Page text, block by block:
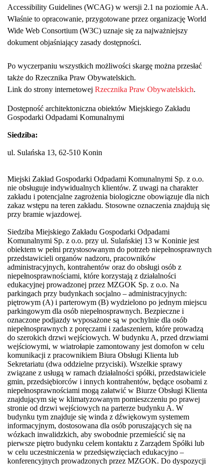
Accessibility Guidelines (WCAG) w wersji 2.1 na poziomie AA.
Właśnie to opracowanie, przygotowane przez organizację World
Wide Web Consortium (W3C) uznaje się za najważniejszy
dokument objaśniający zasady dostępności.
Po wyczerpaniu wszystkich możliwości skargę można przesłać
także do Rzecznika Praw Obywatelskich.
Link do strony internetowej Rzecznika Praw Obywatelskich.
Dostępność architektoniczna obiektów Miejskiego Zakładu
Gospodarki Odpadami Komunalnymi
Siedziba:
ul. Sulańska 13, 62-510 Konin
Miejski Zakład Gospodarki Odpadami Komunalnymi Sp. z o.o.
nie obsługuje indywidualnych klientów. Z uwagi na charakter
zakładu i potencjalne zagrożenia biologiczne obowiązuje dla nich
zakaz wstępu na teren zakładu. Stosowne oznaczenia znajdują się
przy bramie wjazdowej.
Siedziba Miejskiego Zakładu Gospodarki Odpadami
Komunalnymi Sp. z o.o. przy ul. Sulańskiej 13 w Koninie jest
obiektem w pełni przystosowanym do potrzeb niepełnosprawnych
przedstawicieli organów nadzoru, pracowników
administracyjnych, kontrahentów oraz do obsługi osób z
niepełnosprawnościami, które korzystają z działalności
edukacyjnej prowadzonej przez MZGOK Sp. z o.o. Na
parkingach przy budynkach socjalno – administracyjnych:
piętrowym (A) i parterowym (B) wydzielono po jednym miejscu
parkingowym dla osób niepełnosprawnych. Bezpieczne i
oznaczone podjazdy wyposażone są w pochylnie dla osób
niepełnosprawnych z poręczami i zadaszeniem, które prowadzą
do szerokich drzwi wejściowych. W budynku A, przed drzwiami
wejściowymi, w wiatrołapie zamontowany jest domofon w celu
komunikacji z pracownikiem Biura Obsługi Klienta lub
Sekretariatu (dwa oddzielne przyciski). Wszelkie sprawy
związane z usługą w ramach działalności spółki, przedstawiciele
gmin, przedsiębiorców i innych kontrahentów, będące osobami z
niepełnosprawnościami mogą załatwić w Biurze Obsługi Klienta
znajdującym się w klimatyzowanym pomieszczeniu po prawej
stronie od drzwi wejściowych na parterze budynku A. W
budynku tym znajduje się winda z dźwiękowym systemem
informacyjnym, dostosowana dla osób poruszających się na
wózkach inwalidzkich, aby swobodnie przemieścić się na
pierwsze piętro budynku celem kontaktu z Zarządem Spółki lub
w celu uczestniczenia w przedsięwzięciach edukacyjno –
konferencyjnych prowadzonych przez MZGOK. Do dyspozycji